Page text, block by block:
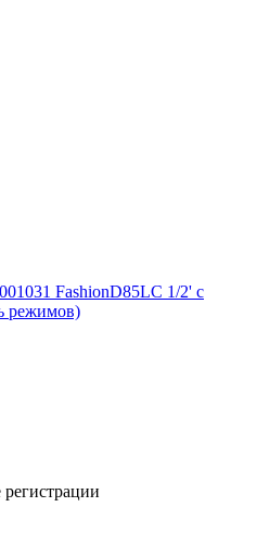
Fashion­D85LC 1/2' с
режимов)